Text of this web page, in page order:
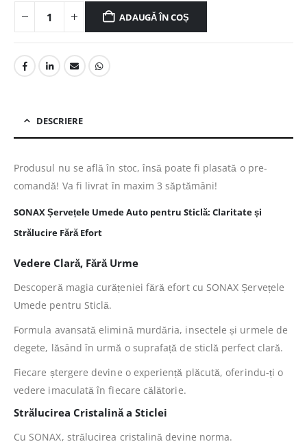
ADAUGĂ ÎN COȘ
DESCRIERE
Produsul nu se află în stoc, însă poate fi plasată o pre-
comandă! Va fi livrat în maxim 3 săptămâni!
SONAX Șervețele Umede Auto pentru Sticlă: Claritate și
Strălucire Fără Efort
Vedere Clară, Fără Urme
Descoperă magia curățeniei fără efort cu SONAX Șervețele
Umede pentru Sticlă.
Formula avansată elimină murdăria, insectele și urmele de
degete, lăsând în urmă o suprafață de sticlă perfect clară.
Fiecare ștergere devine o experiență plăcută, oferindu-ți o
vedere imaculată în fiecare călătorie.
Strălucirea Cristalină a Sticlei
Cu SONAX, strălucirea cristalină devine norma.